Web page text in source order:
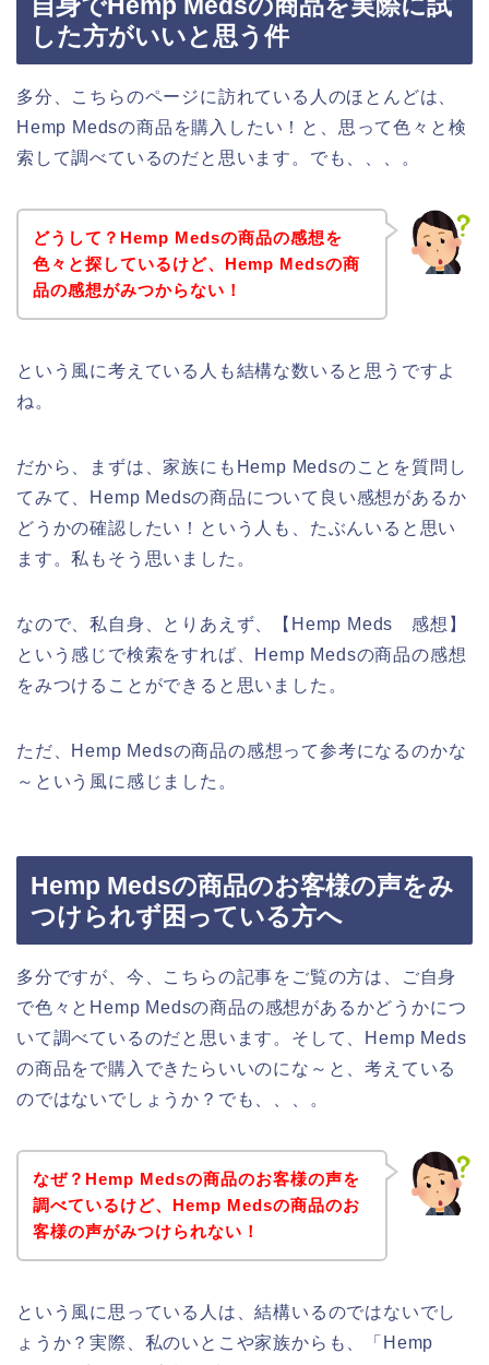
した方がいいと思う件
多分、こちらのページに訪れている人のほとんどは、
Hemp Medsの商品を購入したい！と、思って色々と検
索して調べているのだと思います。でも、、、。
どうして？Hemp Medsの商品の感想を
色々と探しているけど、Hemp Medsの商
品の感想がみつからない！
という風に考えている人も結構な数いると思うですよ
ね。
だから、まずは、家族にもHemp Medsのことを質問し
てみて、Hemp Medsの商品について良い感想があるか
どうかの確認したい！という人も、たぶんいると思い
ます。私もそう思いました。
なので、私自身、とりあえず、【Hemp Meds 感想】
という感じで検索をすれば、Hemp Medsの商品の感想
をみつけることができると思いました。
ただ、Hemp Medsの商品の感想って参考になるのかな
～という風に感じました。
Hemp Medsの商品のお客様の声をみ
つけられず困っている方へ
多分ですが、今、こちらの記事をご覧の方は、ご自身
で色々とHemp Medsの商品の感想があるかどうかにつ
いて調べているのだと思います。そして、Hemp Meds
の商品をで購入できたらいいのにな～と、考えている
のではないでしょうか？でも、、、。
なぜ？Hemp Medsの商品のお客様の声を
調べているけど、Hemp Medsの商品のお
客様の声がみつけられない！
という風に思っている人は、結構いるのではないでし
ょうか？実際、私のいとこや家族からも、「Hemp